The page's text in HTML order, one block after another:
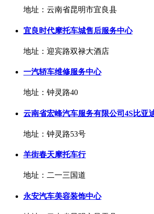
地址：云南省昆明市宜良县
宜良时代摩托车城售后服务中心
地址：迎宾路双禄大酒店
一汽轿车维修服务中心
地址：钟灵路40
云南省宏峰汽车服务有限公司4S比亚
地址：钟灵路53号
羊街春天摩托车行
地址：二一三国道
永安汽车美容装饰中心